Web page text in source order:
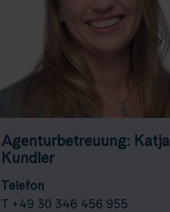
Agenturbetreuung: Katja
Kundler
Telefon
T +49 30 346 456 955